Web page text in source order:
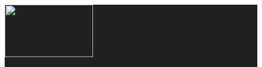
Skip
Skip